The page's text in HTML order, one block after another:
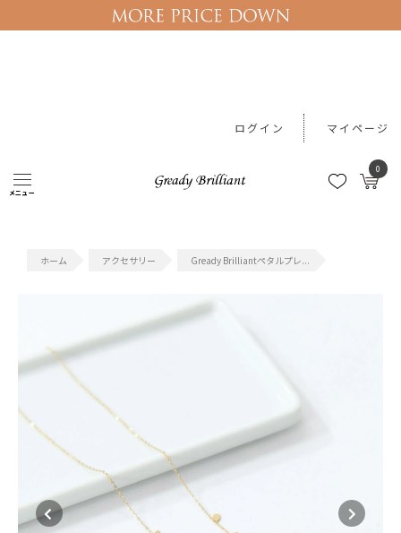
メニュー
0
ログイン マイページ
アクセサリー Gready Brilliantペタルプレ...